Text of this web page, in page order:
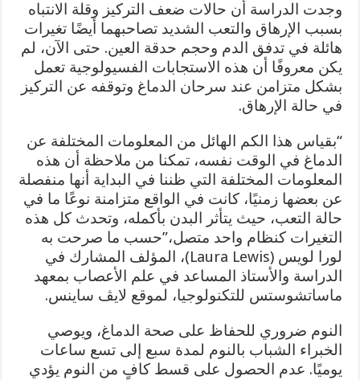
وجدت الدراسة أن حالات ضعف التركيز وقلة الانتباه
بسبب الإرهاق والتعب الشديد تصاحبهما أيضًا تغيرات
هائلة في تدفق الدم وحجم حدقة العين. حتى الآن، لم
يكن معروفًا أن هذه الاستجابات الفسيولوجية تعمل
بشكل متزامن عند سرحان الدماغ وتوقفه عن التركيز
في حالة الإرهاق.
“بقياس هذا الكم الهائل من المعلومات المختلفة عن
الدماغ في الوقت نفسه، تمكنا من ملاحظة أن هذه
المعلومات المختلفة التي ظننا في البداية أنها منفصلة
عن بعضها زمنيًا، كانت في الواقع متزامنة نوعًا ما في
حالة التعب، حيث يتأثر البدن بأكمله، وتحدث كل هذه
التغيرات كنظام واحد متصل،”حسب ما صرحت به
لورا لويس (Laura Lewis)، المؤلف المشارك في
الدراسة والأستاذ المساعد في علم الأعصاب بمعهد
ماساتشوستس للتكنولوجيا، لموقع لايڤ ساينس.
النوم ضروري للحفاظ على صحة الدماغ، ويوصي
الخبراء الشباب بالنوم لمدة سبع إلى تسع ساعات
يوميًا. عدم الحصول على قسط كافٍ من النوم يؤدي